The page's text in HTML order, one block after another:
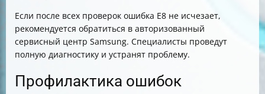
Если после всех проверок ошибка E8 не исчезает,
рекомендуется обратиться в авторизованный
сервисный центр Samsung. Специалисты проведут
полную диагностику и устранят проблему.
Профилактика ошибок